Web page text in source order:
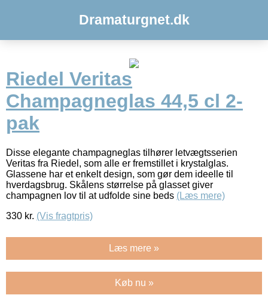
Dramaturgnet.dk
Riedel Veritas
Champagneglas 44,5 cl 2-
pak
Disse elegante champagneglas tilhører letvægtsserien
Veritas fra Riedel, som alle er fremstillet i krystalglas.
Glassene har et enkelt design, som gør dem ideelle til
hverdagsbrug. Skålens størrelse på glasset giver
champagnen lov til at udfolde sine beds (Læs mere)
330 kr. (Vis fragtpris)
Læs mere »
Køb nu »